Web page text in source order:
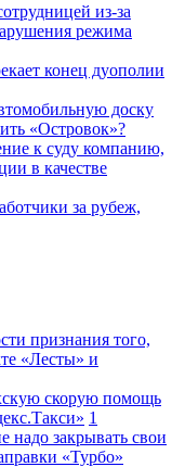
из-за
режима
конец дуополии
доску
«Островок»?
к суду компанию,
в качестве
за рубеж,
признания того,
«Лесты» и
скорую помощь
1
надо закрывать свои
«Турбо»